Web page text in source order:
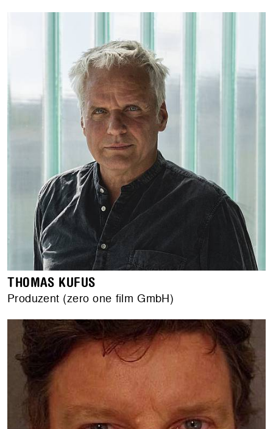
THOMAS KUFUS
Produzent (zero one film GmbH)